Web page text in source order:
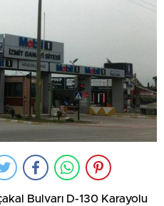
Bulvarı D-130 Karayolu